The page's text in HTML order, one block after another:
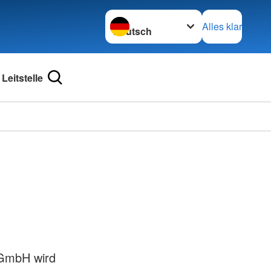
Sprache wechseln zu
Alles klar
wird